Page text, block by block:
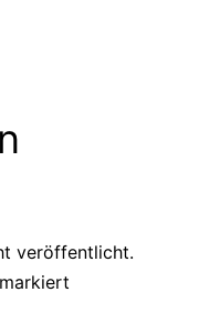
veröffentlicht.
markiert